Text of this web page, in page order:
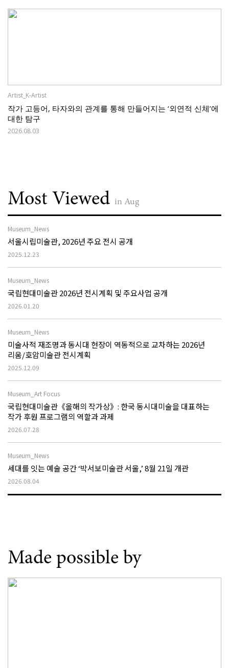
Artist_K-Artist
작가 고등어, 타자와의 관계를 통해 만들어지는 ‘외연적 신체’에
대한 탐구
2026.08.03
Most Viewed in Aug
Museum_News
서울시립미술관, 2026년 주요 전시 공개
2025.12.23
Museum_News
국립현대미술관 2026년 전시계획 및 주요사업 공개
2026.01.20
Museum_News
미술사적 재조명과 동시대 현장이 역동적으로 교차하는 2026년
리움/호암미술관 전시계획
2025.12.09
Museum_Art Focus
국립현대미술관《올해의 작가상》: 한국 동시대미술을 대표하는
작가 후원 프로그램의 역할과 과제
2026.07.28
Museum_News
세대를 잇는 예술 공간 ‘박서보미술관 서울,’ 8월 21일 개관
2026.08.04
Made possible by